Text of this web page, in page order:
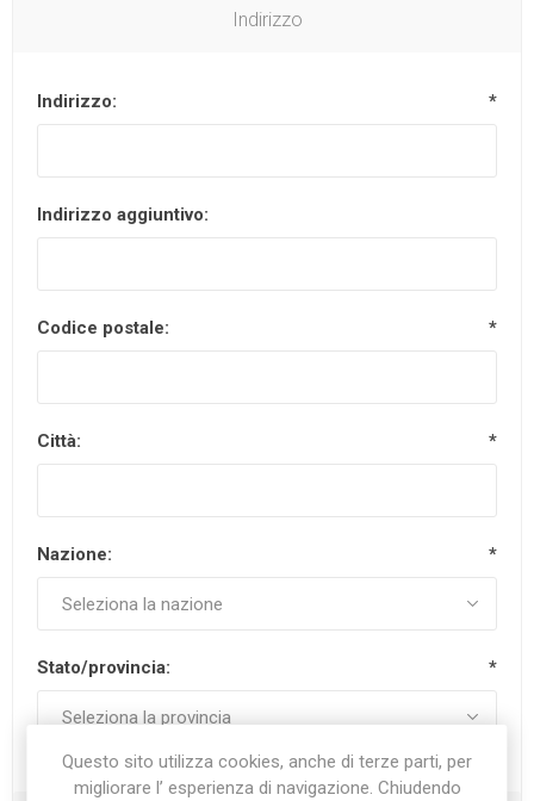
Indirizzo
Indirizzo: *
Indirizzo aggiuntivo:
Codice postale: *
Città: *
Nazione: *
Stato/provincia: *
Questo sito utilizza cookies, anche di terze parti, per
migliorare l’ esperienza di navigazione. Chiudendo